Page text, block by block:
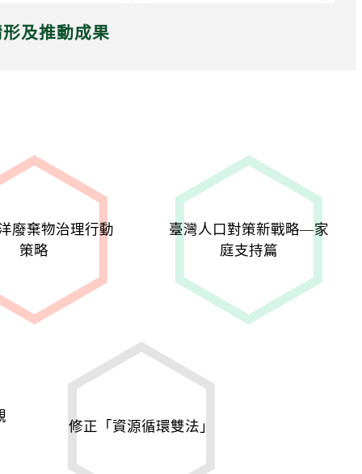
及推動成果
廢棄物治理行動
策略
臺灣人口對策新戰略—家
庭支持篇
修正「資源循環雙法」